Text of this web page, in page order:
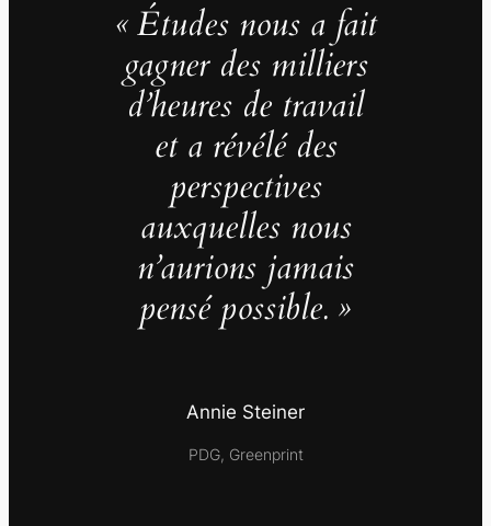
« Études nous a fait
gagner des milliers
d’heures de travail
et a révélé des
perspectives
auxquelles nous
n’aurions jamais
pensé possible. »
Annie Steiner
PDG, Greenprint